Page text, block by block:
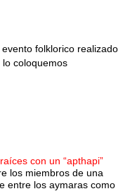
folklorico realizado
coloquemos
con un “apthapi”
los miembros de una
entre los aymaras como